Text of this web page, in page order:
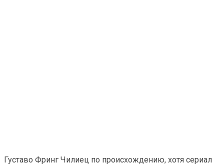
Густаво Фринг Чилиец по происхождению, хотя сериал